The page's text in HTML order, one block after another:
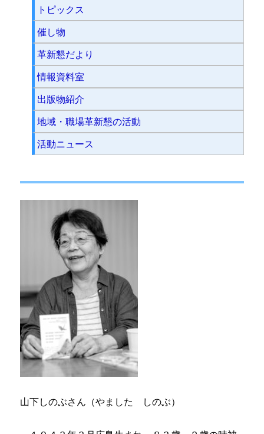
トピックス
催し物
革新懇だより
情報資料室
出版物紹介
地域・職場革新懇の活動
活動ニュース
山下しのぶさん（やました しのぶ）